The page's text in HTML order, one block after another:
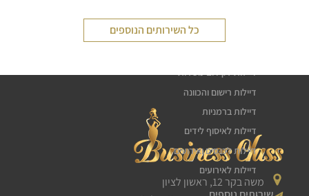
כל השירותים הנוספים
משה בקר 12, ראשון לציון
דיילות לקידום מכירות
דיילות רישום והכוונה
דיילות ברמניות
דיילות לאיסוף לידים
דיילות לכנסים ואירועים
דיילות לאירועים